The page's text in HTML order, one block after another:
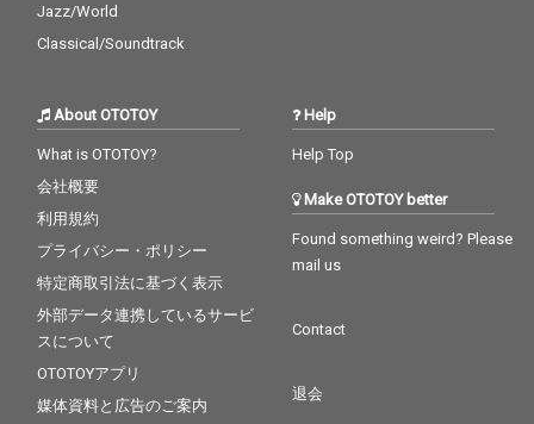
Jazz/World
Classical/Soundtrack
About OTOTOY
What is OTOTOY?
会社概要
利用規約
プライバシー・ポリシー
特定商取引法に基づく表示
外部データ連携しているサービ
スについて
OTOTOYアプリ
媒体資料と広告のご案内
Help
Help Top
Make OTOTOY better
Found something weird? Please
mail us
Contact
退会